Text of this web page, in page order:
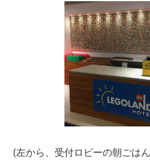
(左から、受付ロビーの朝ごは